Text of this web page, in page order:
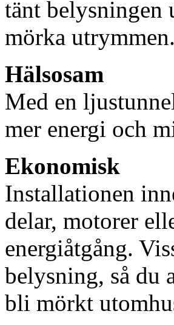
tänt belysningen
mörka utrymmen.
Hälsosam
Med en
mer energi och
Ekonomisk
Installationen
delar, motorer
energiåtgång.
belysning, så du
bli mörkt